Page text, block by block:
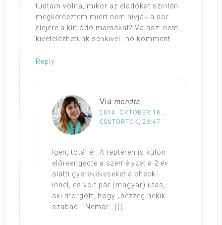
tudtam volna, mikor az eladókat szintén
megkérdeztem miért nem hívják a sor
elejére a kínlódó mamákat? Válasz: nem
kivételezhetünk senkivel…no komment.
Reply
Via mondta
2014. OKTÓBER 16.,
CSÜTÖRTÖK, 23:47
Igen, totál ér. A reptéren is külön
előreengedte a személyzet a 2 év
alatti gyerekekeseket a check-
innél, és volt pár (magyar) utas,
aki morgott, hogy „bezzeg nekik
szabad”. Nemár. :(((